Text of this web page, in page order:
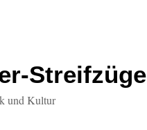
Streifzüge
und Kultur